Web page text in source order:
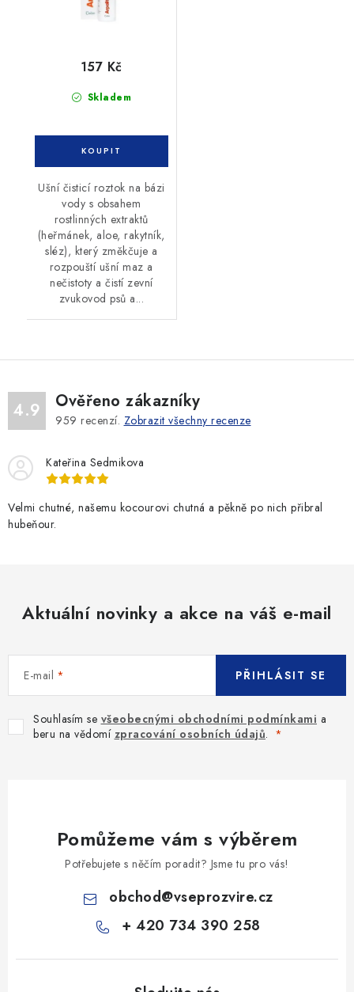
Skladem
157 Kč
Ušní čisticí roztok na bázi
vody s obsahem
rostlinných extraktů
(heřmánek, aloe, rakytník,
sléz), který změkčuje a
rozpouští ušní maz a
nečistoty a čistí zevní
zvukovod psů a...
4.9 Ověřeno zákazníky
959 recenzí. Zobrazit všechny recenze
Kateřina Sedmikova
Velmi chutné, našemu kocourovi chutná a pěkně po nich přibral
hubeňour.
Aktuální novinky a akce na váš e-mail
E-mail
Souhlasím se všeobecnými obchodními podmínkami a
beru na vědomí zpracování osobních údajů.
PŘIHLÁSIT SE
Pomůžeme vám s výběrem
Potřebujete s něčím poradit? Jsme tu pro vás!
obchod@vseprozvire.cz
+ 420 734 390 258